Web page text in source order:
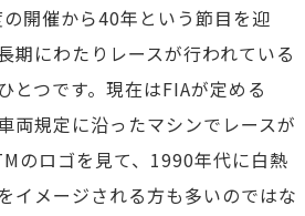
開催から40年という節目を迎
期にわたりレースが行われている
とつです。現在はFIAが定める
両規定に沿ったマシンでレースが
のロゴを見て、1990年代に白熱
イメージされる方も多いのではな